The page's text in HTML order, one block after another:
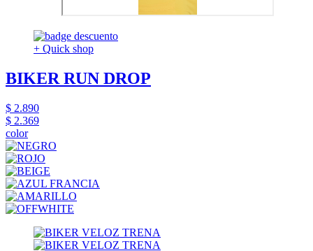
+ Quick shop
BIKER RUN DROP
$ 2.890
$ 2.369
color